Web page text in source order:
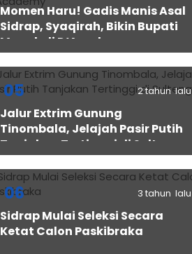
Momen Haru! Gadis Manis Asal
Sidrap, Syaqirah, Bikin Bupati
Mewek di D’Academy​
05 2 tahun lalu
Jalur Extrim Gunung
Tinombala, Jelajah Pasir Putih
Tanjakan Tertinggi di Sulteng
06 3 tahun lalu
Sidrap Mulai Seleksi Secara
Ketat Calon Paskibraka